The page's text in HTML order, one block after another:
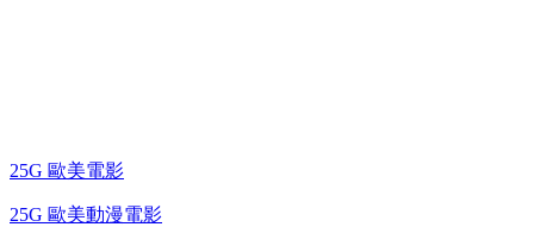
25G 歐美電影
25G 歐美動漫電影